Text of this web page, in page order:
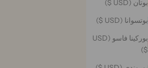
بوتان (USD $)
بوتسوانا (USD $)
بوركينا فاسو (USD
$)